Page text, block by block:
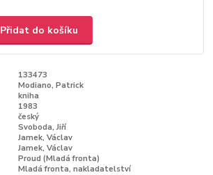
Přidat do košíku
133473
Modiano, Patrick
kniha
1983
český
Svoboda, Jiří
Jamek, Václav
Jamek, Václav
Proud (Mladá fronta)
Mladá fronta, nakladatelství